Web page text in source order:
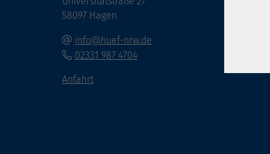
58097 Hagen
info@huef-nrw.de
02331 987 4704
Anfahrt
und